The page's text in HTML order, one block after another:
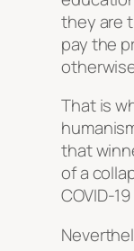
they are
pay the
That is
that
of a
COVID-